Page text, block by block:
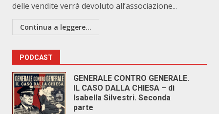
delle vendite verrà devoluto all’associazione...
Continua a leggere...
PODCAST
GENERALE CONTRO GENERALE.
IL CASO DALLA CHIESA – di
Isabella Silvestri. Seconda
parte